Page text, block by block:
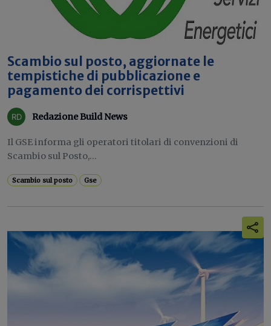
Scambio sul posto, aggiornate le
tempistiche di pubblicazione e
pagamento dei corrispettivi
Redazione Build News
Il GSE informa gli operatori titolari di convenzioni di
Scambio sul Posto,...
Scambio sul posto Gse